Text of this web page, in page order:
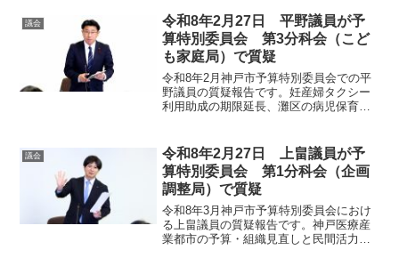
の抜本的な経営改革と、公費支出に見合
う市民への説明責任を厳しく求めまし
た。
議会
令和8年2月27日 平野議員が予
算特別委員会 第3分科会（こど
も家庭局）で質疑
令和8年2月神戸市予算特別委員会での平
野議員の質疑報告です。妊産婦タクシー
利用助成の期限延長、灘区の病児保育空
社会的養護自立支援拠点の整備など、安
心して子育てできる環境づくりに向けた
議論をまとめました。
議会
令和8年2月27日 上畠議員が予
算特別委員会 第1分科会（企画
調整局）で質疑
令和8年3月神戸市予算特別委員会におけ
る上畠議員の質疑報告です。神戸医療産
業都市の予算・組織見直しと民間活力の